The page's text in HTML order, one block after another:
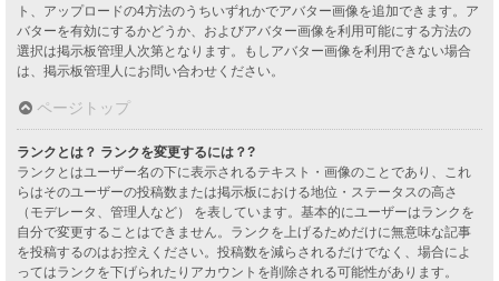
ト、アップロードの4方法のうちいずれかでアバター画像を追加できます。ア
バターを有効にするかどうか、およびアバター画像を利用可能にする方法の
選択は掲示板管理人次第となります。もしアバター画像を利用できない場合
は、掲示板管理人にお問い合わせください。
ページトップ
ランクとは？ ランクを変更するには？?
ランクとはユーザー名の下に表示されるテキスト・画像のことであり、これ
らはそのユーザーの投稿数または掲示板における地位・ステータスの高さ
（モデレータ、管理人など） を表しています。基本的にユーザーはランクを
自分で変更することはできません。ランクを上げるためだけに無意味な記事
を投稿するのはお控えください。投稿数を減らされるだけでなく、場合によ
ってはランクを下げられたりアカウントを削除される可能性があります。